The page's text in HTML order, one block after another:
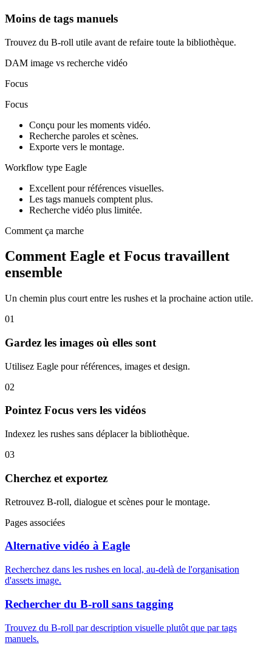
Moins de tags manuels
Trouvez du B-roll utile avant de refaire toute la bibliothèque.
DAM image vs recherche vidéo
Focus
Focus
Conçu pour les moments vidéo.
Recherche paroles et scènes.
Exporte vers le montage.
Workflow type Eagle
Excellent pour références visuelles.
Les tags manuels comptent plus.
Recherche vidéo plus limitée.
Comment ça marche
Comment Eagle et Focus travaillent
ensemble
Un chemin plus court entre les rushes et la prochaine action utile.
01
Gardez les images où elles sont
Utilisez Eagle pour références, images et design.
02
Pointez Focus vers les vidéos
Indexez les rushes sans déplacer la bibliothèque.
03
Cherchez et exportez
Retrouvez B-roll, dialogue et scènes pour le montage.
Pages associées
Alternative vidéo à Eagle
Recherchez dans les rushes en local, au-delà de l'organisation
d'assets image.
Rechercher du B-roll sans tagging
Trouvez du B-roll par description visuelle plutôt que par tags
manuels.